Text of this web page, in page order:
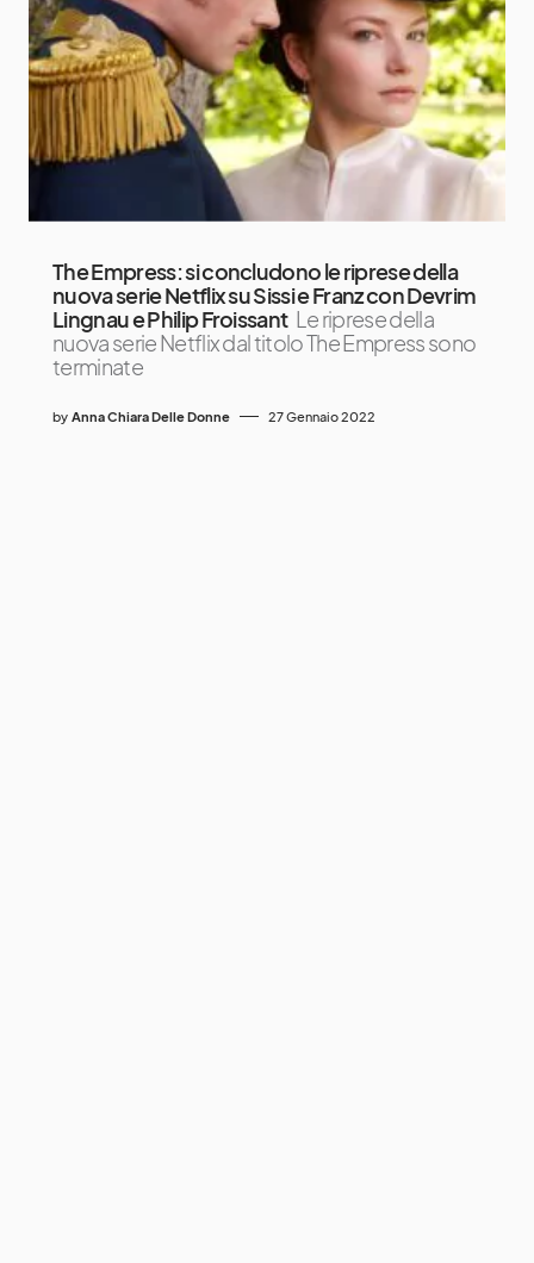
The Empress: si concludono le riprese della
nuova serie Netflix su Sissi e Franz con Devrim
Lingnau e Philip Froissant Le riprese della
nuova serie Netflix dal titolo The Empress sono
terminate
by Anna Chiara Delle Donne 27 Gennaio 2022